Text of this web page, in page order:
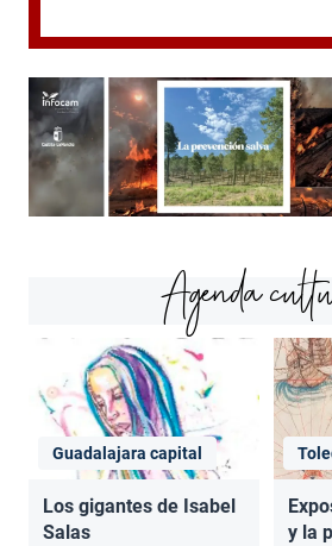
Agenda
Guadalajara capital
Los gigantes de Isabel
Salas
y la